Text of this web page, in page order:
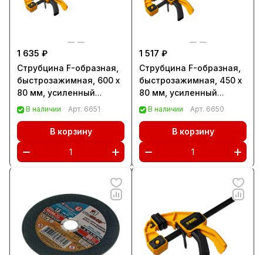
1 635 ₽
Струбцина F-образная,
быстрозажимная, 600 х
80 мм, усиленный
нейлоновый корпус
В наличии Арт. 6651
В корзину
1 517 ₽
Струбцина F-образная,
быстрозажимная, 450 х
80 мм, усиленный
нейлоновый корпус
В наличии Арт. 6650
В корзину